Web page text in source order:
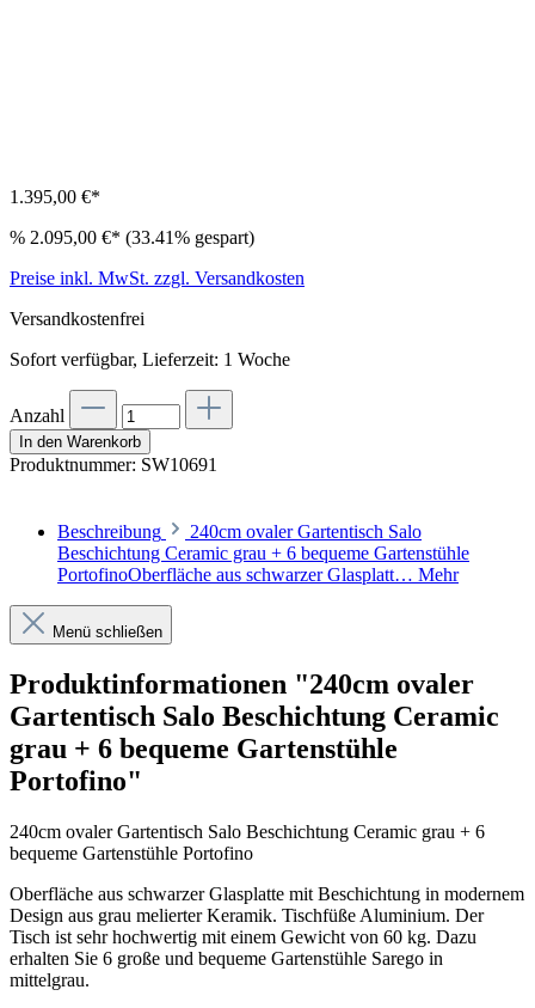
1.395,00 €*
% 2.095,00 €* (33.41% gespart)
Preise inkl. MwSt. zzgl. Versandkosten
Versandkostenfrei
Sofort verfügbar, Lieferzeit: 1 Woche
Anzahl
In den Warenkorb
Produktnummer: SW10691
Beschreibung
240cm ovaler Gartentisch Salo
Beschichtung Ceramic grau + 6 bequeme Gartenstühle
PortofinoOberfläche aus schwarzer Glasplatt… Mehr
Menü schließen
Produktinformationen "240cm ovaler
Gartentisch Salo Beschichtung Ceramic
grau + 6 bequeme Gartenstühle
Portofino"
240cm ovaler Gartentisch Salo Beschichtung Ceramic grau + 6
bequeme Gartenstühle Portofino
Oberfläche aus schwarzer Glasplatte mit Beschichtung in modernem
Design aus grau melierter Keramik. Tischfüße Aluminium. Der
Tisch ist sehr hochwertig mit einem Gewicht von 60 kg. Dazu
erhalten Sie 6 große und bequeme Gartenstühle Sarego in
mittelgrau.